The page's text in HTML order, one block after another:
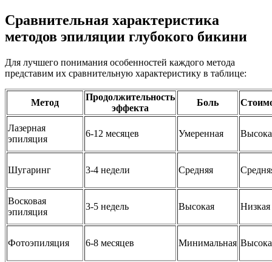
Сравнительная характеристика
методов эпиляции глубокого бикини
Для лучшего понимания особенностей каждого метода
представим их сравнительную характеристику в таблице:
Метод
Продолжительность
эффекта
Боль
Лазерная
эпиляция
6-12 месяцев Умеренная
Шугаринг 3-4 недели Средняя
Восковая
эпиляция
3-5 недель Высокая Низкая
Фотоэпиляция 6-8 месяцев Минимальная